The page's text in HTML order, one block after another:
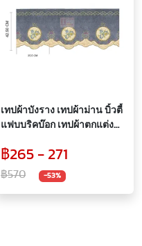
เทปผ้าบังราง เทปผ้าม่าน บิ้วตี้
แฟบบริคบ๊อก เทปผ้าตกแต่ง
฿265 - 271
฿570 -53%